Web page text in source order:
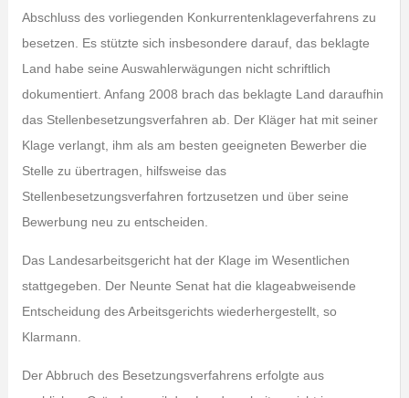
Abschluss des vorliegenden Konkurrentenklageverfahrens zu
besetzen. Es stützte sich insbesondere darauf, das beklagte
Land habe seine Auswahlerwägungen nicht schriftlich
dokumentiert. Anfang 2008 brach das beklagte Land daraufhin
das Stellenbesetzungsverfahren ab. Der Kläger hat mit seiner
Klage verlangt, ihm als am besten geeigneten Bewerber die
Stelle zu übertragen, hilfsweise das
Stellenbesetzungsverfahren fortzusetzen und über seine
Bewerbung neu zu entscheiden.
Das Landesarbeitsgericht hat der Klage im Wesentlichen
stattgegeben. Der Neunte Senat hat die klageabweisende
Entscheidung des Arbeitsgerichts wiederhergestellt, so
Klarmann.
Der Abbruch des Besetzungsverfahrens erfolgte aus